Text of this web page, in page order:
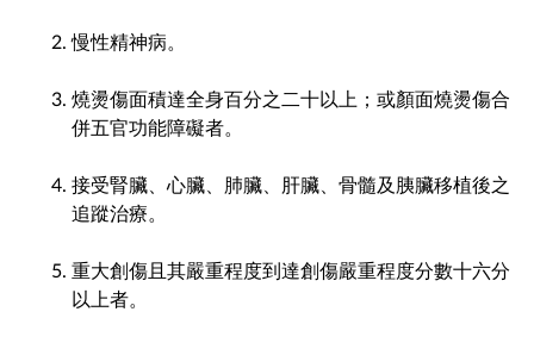
慢性精神病。
燒燙傷面積達全身百分之二十以上；或顏面燒燙傷合
併五官功能障礙者。
接受腎臟、心臟、肺臟、肝臟、骨髓及胰臟移植後之
追蹤治療。
重大創傷且其嚴重程度到達創傷嚴重程度分數十六分
以上者。